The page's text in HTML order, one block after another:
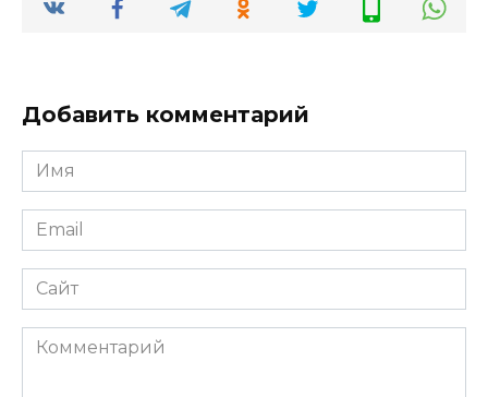
Добавить комментарий
Имя
*
Email
*
Сайт
Комментарий